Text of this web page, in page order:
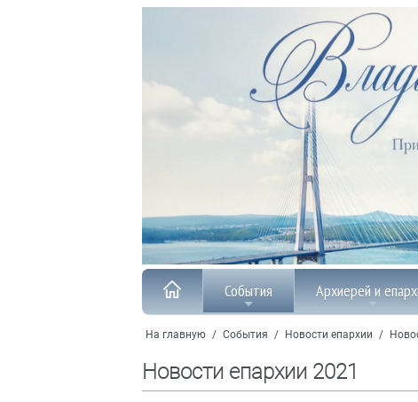
События Архиерей и
На главную / События / Новости епархии /
Новости епархии 2021